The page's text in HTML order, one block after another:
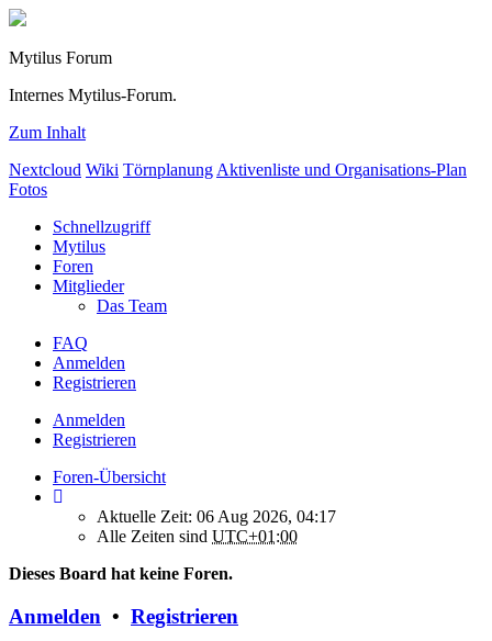
Mytilus Forum
Internes Mytilus-Forum.
Zum Inhalt
Nextcloud Wiki Törnplanung Aktivenliste und Organisations-Plan
Fotos
Schnellzugriff
Mytilus
Foren
Mitglieder
Das Team
FAQ
Anmelden
Registrieren
Anmelden
Registrieren
Foren-Übersicht
Aktuelle Zeit: 06 Aug 2026, 04:17
Alle Zeiten sind UTC+01:00
Dieses Board hat keine Foren.
Anmelden • Registrieren